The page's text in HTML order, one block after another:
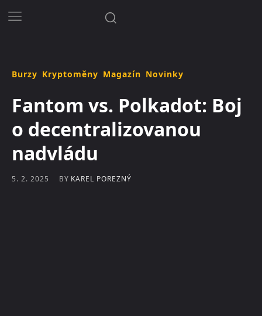
Burzy Kryptoměny Magazín Novinky
Fantom vs. Polkadot: Boj
o decentralizovanou
nadvládu
5. 2. 2025 BY KAREL POREZNÝ